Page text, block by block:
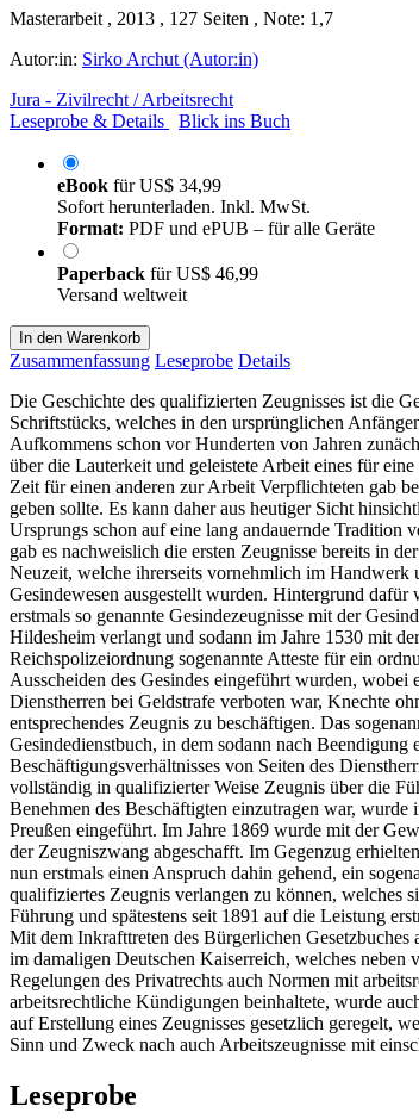
Masterarbeit , 2013 , 127 Seiten , Note: 1,7
Autor:in: Sirko Archut (Autor:in)
Jura - Zivilrecht / Arbeitsrecht
Leseprobe & Details
Blick ins Buch
eBook fürUS$ 34,99
Sofort herunterladen. Inkl. MwSt.
Format: PDF und ePUB – für alle Geräte
Paperback fürUS$ 46,99
Versand weltweit
In den Warenkorb
Zusammenfassung Leseprobe Details
Die Geschichte des qualifizierten Zeugnisses ist die
Schriftstücks, welches in den ursprünglichen
Aufkommens schon vor Hunderten von Jahren
über die Lauterkeit und geleistete Arbeit eines für eine
Zeit für einen anderen zur Arbeit Verpflichteten gab
geben sollte. Es kann daher aus heutiger Sicht
Ursprungs schon auf eine lang andauernde Tradition
gab es nachweislich die ersten Zeugnisse bereits in
Neuzeit, welche ihrerseits vornehmlich im Handwerk
Gesindewesen ausgestellt wurden. Hintergrund dafür
erstmals so genannte Gesindezeugnisse mit der
Hildesheim verlangt und sodann im Jahre 1530 mit der
Reichspolizeiordnung sogenannte Atteste für ein
Ausscheiden des Gesindes eingeführt wurden, wobei
Dienstherren bei Geldstrafe verboten war, Knechte
entsprechendes Zeugnis zu beschäftigen. Das
Gesindedienstbuch, in dem sodann nach Beendigung
Beschäftigungsverhältnisses von Seiten des
vollständig in qualifizierter Weise Zeugnis über die
Benehmen des Beschäftigten einzutragen war, wurde
Preußen eingeführt. Im Jahre 1869 wurde mit der
der Zeugniszwang abgeschafft. Im Gegenzug
nun erstmals einen Anspruch dahin gehend, ein
qualifiziertes Zeugnis verlangen zu können, welches
Führung und spätestens seit 1891 auf die Leistung
Mit dem Inkrafttreten des Bürgerlichen Gesetzbuches
im damaligen Deutschen Kaiserreich, welches neben
Regelungen des Privatrechts auch Normen mit
arbeitsrechtliche Kündigungen beinhaltete, wurde
auf Erstellung eines Zeugnisses gesetzlich geregelt,
Sinn und Zweck nach auch Arbeitszeugnisse mit
Leseprobe